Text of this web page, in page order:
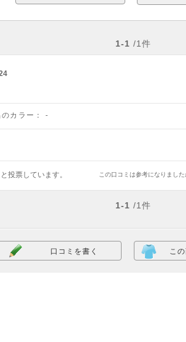
1-1 /1件
カラー： -
この口コミは参考になりました
投票しています。
1-1 /1件
口コミを書く こ